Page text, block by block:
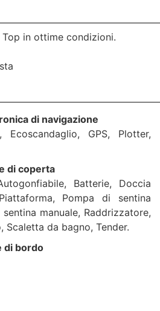
in ottime condizioni.
di navigazione
Ecoscandaglio, GPS, Plotter,
di coperta
Batterie, Doccia
Pompa di sentina
manuale, Raddrizzatore,
Scaletta da bagno, Tender.
di bordo